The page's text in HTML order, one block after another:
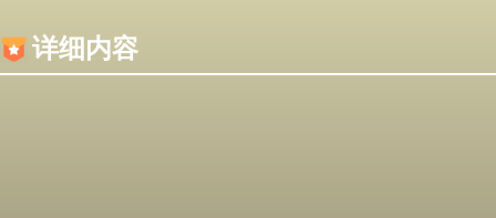
详细内容